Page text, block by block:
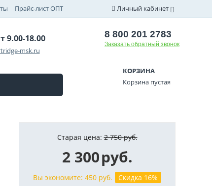
Прайс-лист ОПТ Личный кабинет
9.00-18.00
msk.ru
8 800 201 2783
Заказать обратный звонок
КОРЗИНА
Корзина пустая
Старая цена: 2 750 руб.
2 300руб.
Вы экономите: 450 руб. Скидка 16%